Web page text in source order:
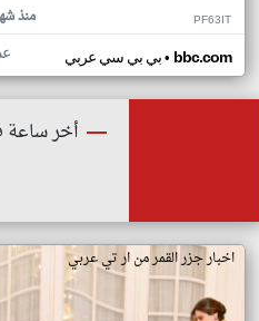
منذ PF63IT
بي بي سي عربي• bbc.com
أخر ساعة
اخبار جزر القمر من ار تي عربي